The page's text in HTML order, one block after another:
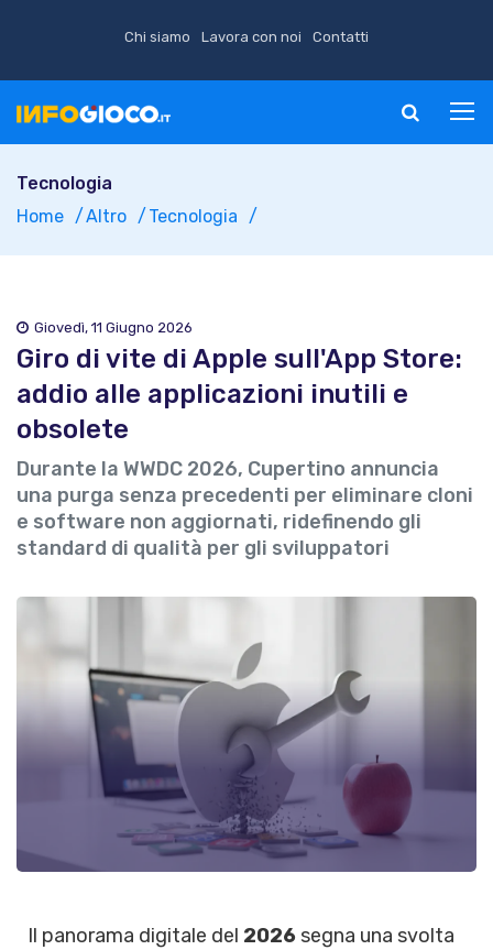
Chi siamo Lavora con noi Contatti
Tecnologia
Home
Altro Tecnologia
Giovedì, 11 Giugno 2026
Giro di vite di Apple sull'App Store:
addio alle applicazioni inutili e
obsolete
Durante la WWDC 2026, Cupertino annuncia
una purga senza precedenti per eliminare cloni
e software non aggiornati, ridefinendo gli
standard di qualità per gli sviluppatori
Il panorama digitale del 2026 segna una svolta